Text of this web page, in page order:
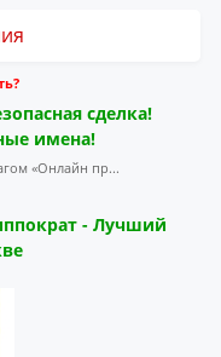
сделка!
имена!
«Онлайн пр...
- Лучший